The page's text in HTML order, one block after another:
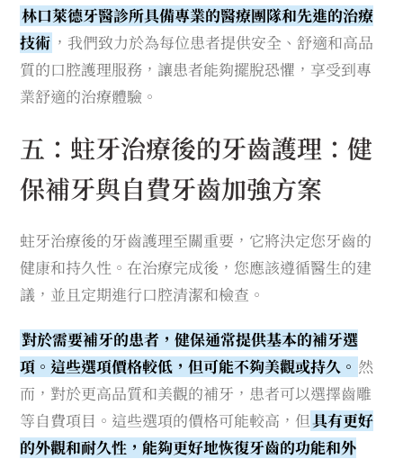
林口萊德牙醫診所具備專業的醫療團隊和先進的治療
技術 ，我們致力於為每位患者提供安全、舒適和高品
質的口腔護理服務，讓患者能夠擺脫恐懼，享受到專
業舒適的治療體驗。
五：蛀牙治療後的牙齒護理：健
保補牙與自費牙齒加強方案
蛀牙治療後的牙齒護理至關重要，它將決定您牙齒的
健康和持久性。在治療完成後，您應該遵循醫生的建
議，並且定期進行口腔清潔和檢查。
對於需要補牙的患者，健保通常提供基本的補牙選
項。這些選項價格較低，但可能不夠美觀或持久。 然
而，對於更高品質和美觀的補牙，患者可以選擇齒雕
等自費項目。這些選項的價格可能較高，但具有更好
的外觀和耐久性，能夠更好地恢復牙齒的功能和外